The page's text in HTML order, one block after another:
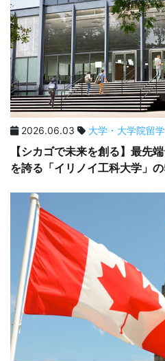
2026.06.03 大学・大学院留学
【シカゴで未来を創る】最先
を誇る「イリノイ工科大学」